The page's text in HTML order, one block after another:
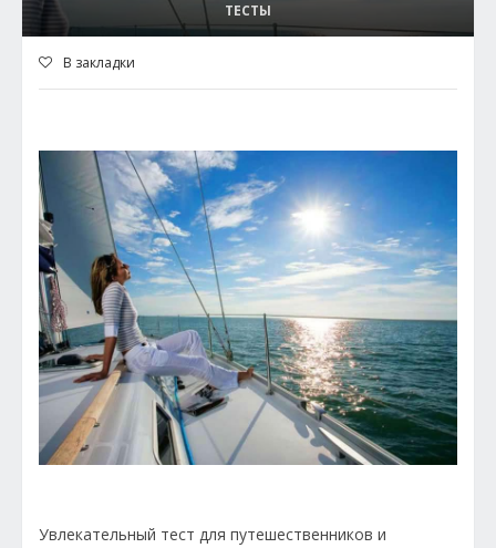
ТЕСТЫ
В закладки
Увлекательный тест для путешественников и